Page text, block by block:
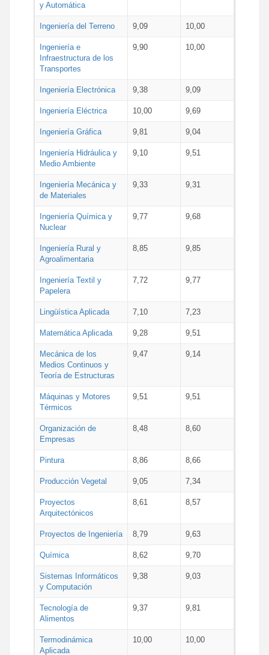
y Automática
Ingeniería del Terreno 9,09 10,00
Ingeniería e
Infraestructura de los
Transportes
9,90 10,00
Ingeniería Electrónica 9,38 9,09
Ingeniería Eléctrica 10,00 9,69
Ingeniería Gráfica 9,81 9,04
Ingeniería Hidráulica y
Medio Ambiente
9,10 9,51
Ingeniería Mecánica y
de Materiales
9,33 9,31
Ingeniería Química y
Nuclear
9,77 9,68
Ingeniería Rural y
Agroalimentaria
8,85 9,85
Ingeniería Textil y
Papelera
7,72 9,77
Lingüística Aplicada 7,10 7,23
Matemática Aplicada 9,28 9,51
Mecánica de los
Medios Continuos y
Teoría de Estructuras
9,47 9,14
Máquinas y Motores
Térmicos
9,51 9,51
Organización de
Empresas
8,48 8,60
Pintura 8,86 8,66
Producción Vegetal 9,05 7,34
Proyectos
Arquitectónicos
8,61 8,57
Proyectos de Ingeniería 8,79 9,63
Química 8,62 9,70
Sistemas Informáticos
y Computación
9,38 9,03
Tecnología de
Alimentos
9,37 9,81
Termodinámica
Aplicada
10,00 10,00